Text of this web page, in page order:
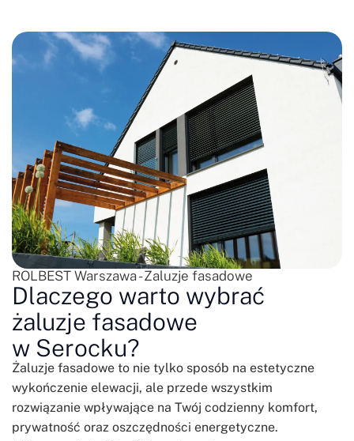
ROLBEST Warszawa - Żaluzje fasadowe
Dlaczego warto wybrać
żaluzje fasadowe
w Serocku?
Żaluzje fasadowe to nie tylko sposób na estetyczne
wykończenie elewacji, ale przede wszystkim
rozwiązanie wpływające na Twój codzienny komfort,
prywatność oraz oszczędności energetyczne.